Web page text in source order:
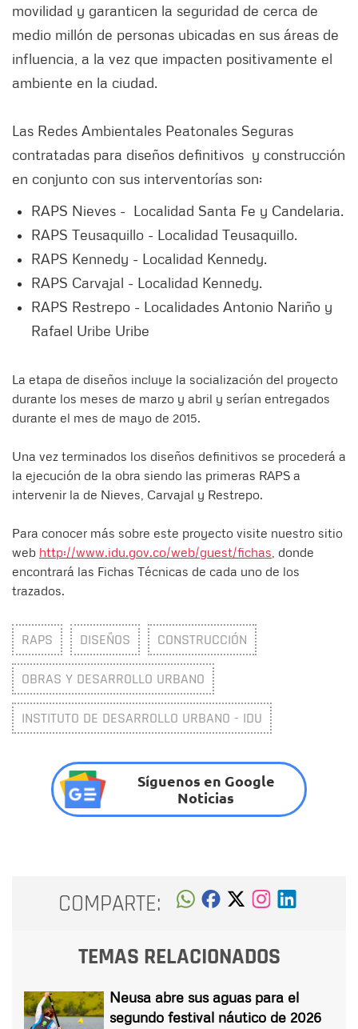
movilidad y garanticen la seguridad de cerca de
medio millón de personas ubicadas en sus áreas de
influencia, a la vez que impacten positivamente el
ambiente en la ciudad.
Las Redes Ambientales Peatonales Seguras
contratadas para diseños definitivos y construcción
en conjunto con sus interventorías son:
RAPS Nieves - Localidad Santa Fe y Candelaria.
RAPS Teusaquillo - Localidad Teusaquillo.
RAPS Kennedy - Localidad Kennedy.
RAPS Carvajal - Localidad Kennedy.
RAPS Restrepo - Localidades Antonio Nariño y
Rafael Uribe Uribe
La etapa de diseños incluye la socialización del proyecto
durante los meses de marzo y abril y serían entregados
durante el mes de mayo de 2015.
Una vez terminados los diseños definitivos se procederá a
la ejecución de la obra siendo las primeras RAPS a
intervenir la de Nieves, Carvajal y Restrepo.
Para conocer más sobre este proyecto visite nuestro sitio
web http://www.idu.gov.co/web/guest/fichas , donde
encontrará las Fichas Técnicas de cada uno de los
trazados.
RAPS DISEÑOS CONSTRUCCIÓN
OBRAS Y DESARROLLO URBANO
INSTITUTO DE DESARROLLO URBANO - IDU
Síguenos en Google
Noticias
COMPARTE:
TEMAS RELACIONADOS
Neusa abre sus aguas para el
segundo festival náutico de 2026